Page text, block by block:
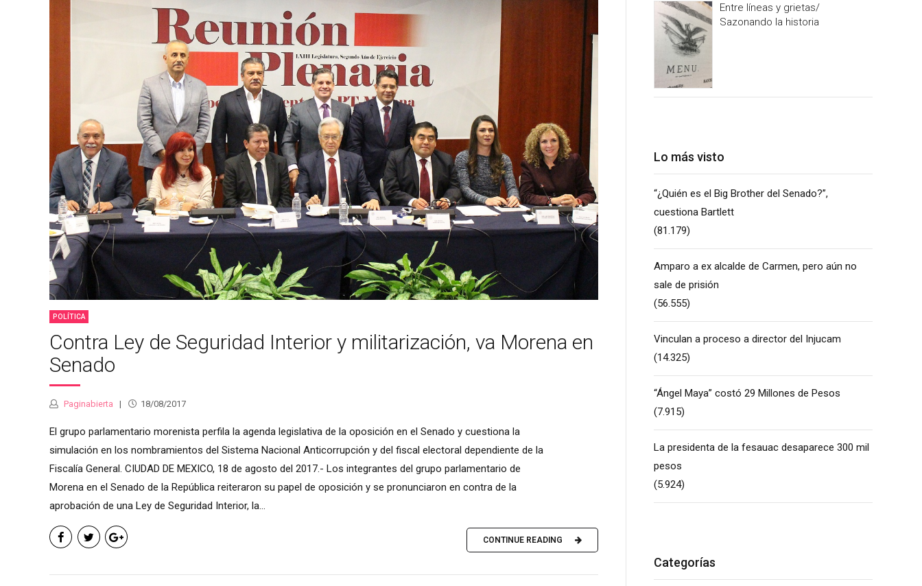
POLÍTICA
Contra Ley de Seguridad Interior y militarización, va Morena en
Senado
Paginabierta 18/08/2017
El grupo parlamentario morenista perfila la agenda legislativa de la oposición en el Senado y cuestiona la
simulación en los nombramientos del Sistema Nacional Anticorrupción y del fiscal electoral dependiente de la
Fiscalía General. CIUDAD DE MEXICO, 18 de agosto del 2017.- Los integrantes del grupo parlamentario de
Morena en el Senado de la República reiteraron su papel de oposición y se pronunciaron en contra de la
aprobación de una Ley de Seguridad Interior, la...
CONTINUE READING
Entre líneas y grietas/
Sazonando la historia
Lo más visto
“¿Quién es el Big Brother del Senado?”,
cuestiona Bartlett
(81.179)
Amparo a ex alcalde de Carmen, pero aún no
sale de prisión
(56.555)
Vinculan a proceso a director del Injucam
(14.325)
“Ángel Maya” costó 29 Millones de Pesos
(7.915)
La presidenta de la fesauac desaparece 300 mil
pesos
(5.924)
Categorías